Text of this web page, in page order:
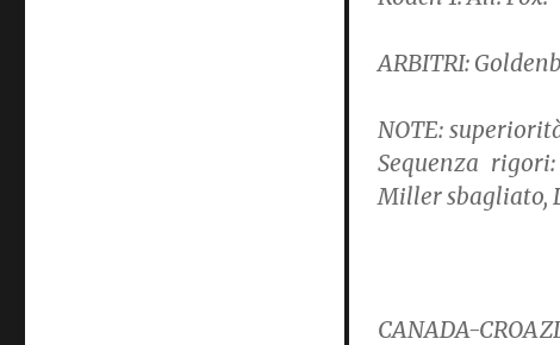
ARBITRI:
NOTE:
Sequenza
Miller sbagliato,
CANADA-